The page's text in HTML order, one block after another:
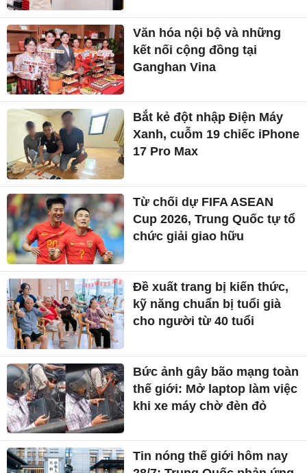
Văn hóa nội bộ và những
kết nối cộng đồng tại
Ganghan Vina
Bắt kẻ đột nhập Điện Máy
Xanh, cuỗm 19 chiếc iPhone
17 Pro Max
Từ chối dự FIFA ASEAN
Cup 2026, Trung Quốc tự tổ
chức giải giao hữu
Đề xuất trang bị kiến thức,
kỹ năng chuẩn bị tuổi già
cho người từ 40 tuổi
Bức ảnh gây bão mạng toàn
thế giới: Mở laptop làm việc
khi xe máy chờ đèn đỏ
Tin nóng thế giới hôm nay